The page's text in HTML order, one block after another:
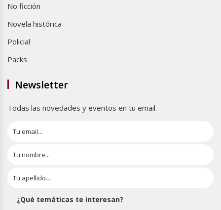
No ficción
Novela histórica
Policial
Packs
Newsletter
Todas las novedades y eventos en tu email.
¿Qué temáticas te interesan?